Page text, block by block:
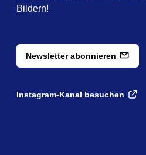
Bildern!
Newsletterabonnieren
Instagram-Kanal besuchen